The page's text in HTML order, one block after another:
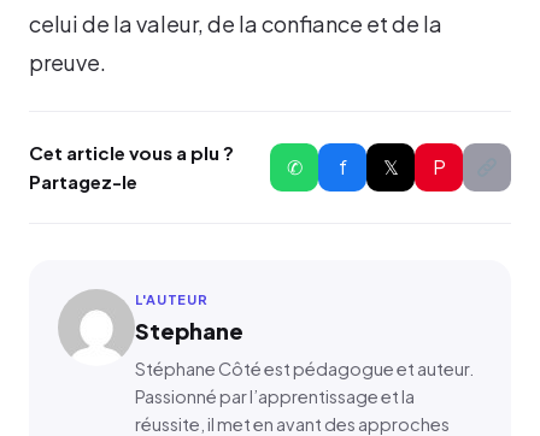
celui de la valeur, de la confiance et de la
preuve.
Cet article vous a plu ?
Partagez-le
✆ f 𝕏 P
L'AUTEUR
Stephane
Stéphane Côté est pédagogue et auteur.
Passionné par l’apprentissage et la
réussite, il met en avant des approches